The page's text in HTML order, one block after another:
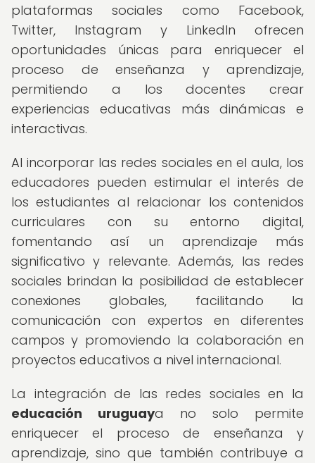
plataformas sociales como Facebook,
Twitter, Instagram y LinkedIn ofrecen
oportunidades únicas para enriquecer el
proceso de enseñanza y aprendizaje,
permitiendo a los docentes crear
experiencias educativas más dinámicas e
interactivas.
Al incorporar las redes sociales en el aula, los
educadores pueden estimular el interés de
los estudiantes al relacionar los contenidos
curriculares con su entorno digital,
fomentando así un aprendizaje más
significativo y relevante. Además, las redes
sociales brindan la posibilidad de establecer
conexiones globales, facilitando la
comunicación con expertos en diferentes
campos y promoviendo la colaboración en
proyectos educativos a nivel internacional.
La integración de las redes sociales en la
educación uruguaya no solo permite
enriquecer el proceso de enseñanza y
aprendizaje, sino que también contribuye a